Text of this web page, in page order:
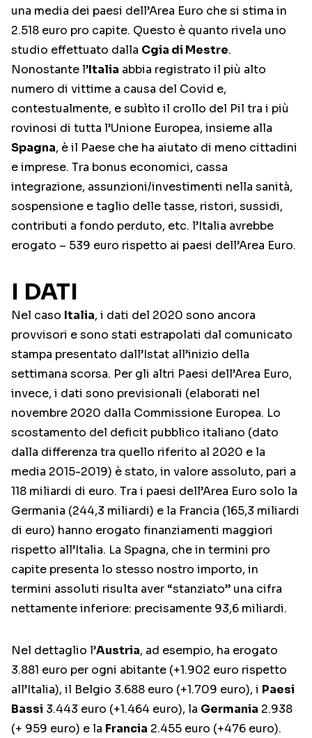
una media dei paesi dell’Area Euro che si stima in
2.518 euro pro capite. Questo è quanto rivela uno
studio effettuato dalla Cgia di Mestre.
Nonostante l’Italia abbia registrato il più alto
numero di vittime a causa del Covid e,
contestualmente, e subìto il crollo del Pil tra i più
rovinosi di tutta l’Unione Europea, insieme alla
Spagna, è il Paese che ha aiutato di meno cittadini
e imprese. Tra bonus economici, cassa
integrazione, assunzioni/investimenti nella sanità,
sospensione e taglio delle tasse, ristori, sussidi,
contributi a fondo perduto, etc. l’Italia avrebbe
erogato – 539 euro rispetto ai paesi dell’Area Euro.
I DATI
Nel caso Italia, i dati del 2020 sono ancora
provvisori e sono stati estrapolati dal comunicato
stampa presentato dall’Istat all’inizio della
settimana scorsa. Per gli altri Paesi dell’Area Euro,
invece, i dati sono previsionali (elaborati nel
novembre 2020 dalla Commissione Europea. Lo
scostamento del deficit pubblico italiano (dato
dalla differenza tra quello riferito al 2020 e la
media 2015-2019) è stato, in valore assoluto, pari a
118 miliardi di euro. Tra i paesi dell’Area Euro solo la
Germania (244,3 miliardi) e la Francia (165,3 miliardi
di euro) hanno erogato finanziamenti maggiori
rispetto all’Italia. La Spagna, che in termini pro
capite presenta lo stesso nostro importo, in
termini assoluti risulta aver “stanziato” una cifra
nettamente inferiore: precisamente 93,6 miliardi.
Nel dettaglio l’Austria, ad esempio, ha erogato
3.881 euro per ogni abitante (+1.902 euro rispetto
all’Italia), il Belgio 3.688 euro (+1.709 euro), i Paesi
Bassi 3.443 euro (+1.464 euro), la Germania 2.938
(+ 959 euro) e la Francia 2.455 euro (+476 euro).